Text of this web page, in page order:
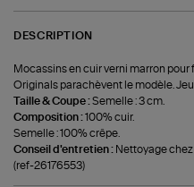
DESCRIPTION
Mocassins en cuir verni marron
Originals parachèvent le modèle.
Taille & Coupe :Semelle : 3 cm.
Composition :100% cuir.
Semelle : 100% crêpe.
Conseil d'entretien : Nettoyage
(ref-26176553)